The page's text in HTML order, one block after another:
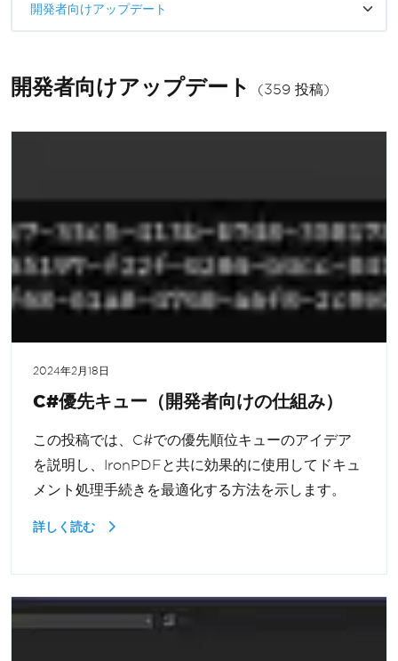
開発者向けアップデート
開発者向けアップデート (359 投稿)
2024年2月18日
C#優先キュー（開発者向けの仕組み）
この投稿では、C#での優先順位キューのアイデア
を説明し、IronPDFと共に効果的に使用してドキュ
メント処理手続きを最適化する方法を示します。
詳しく読む